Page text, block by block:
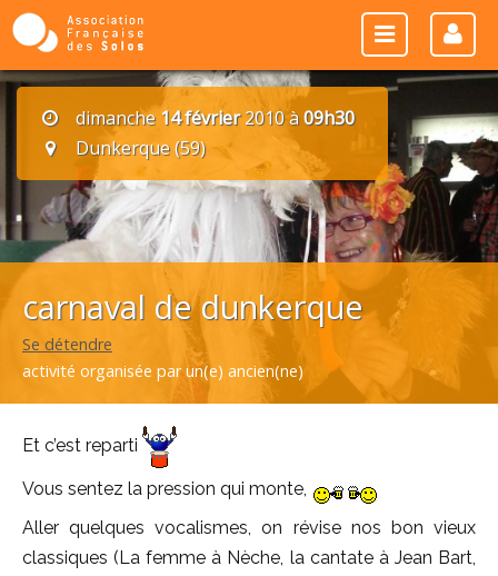
dimanche 14 février2010 à09h30
Dunkerque (59)
carnaval de dunkerque
Se détendre
activité organisée par un(e) ancien(ne)
Et c’est reparti
Vous sentez la pression qui monte,
Aller quelques vocalismes, on révise nos bon vieux
classiques (La femme à Nèche, la cantate à Jean Bart,